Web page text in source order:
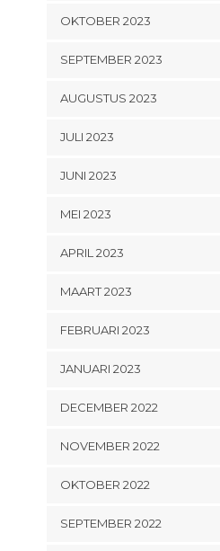
OKTOBER 2023
SEPTEMBER 2023
AUGUSTUS 2023
JULI 2023
JUNI 2023
MEI 2023
APRIL 2023
MAART 2023
FEBRUARI 2023
JANUARI 2023
DECEMBER 2022
NOVEMBER 2022
OKTOBER 2022
SEPTEMBER 2022